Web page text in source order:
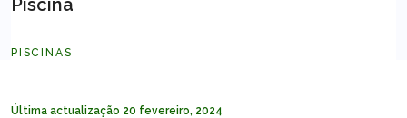
Piscina
PISCINAS
Última actualização 20 fevereiro, 2024